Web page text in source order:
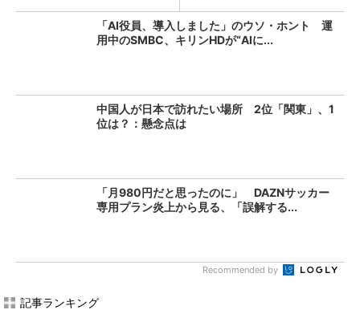
「AI役員、導入しました」のウソ・ホント 運
用中のSMBC、キリンHDが“AIに...
中国人が日本で訪れたい場所 2位「関東」、1
位は？：懸念点は
「月980円だと思ったのに」 DAZNサッカー
専用プラン炎上から見る、「誤解する...
Recommended by
記事ランキング